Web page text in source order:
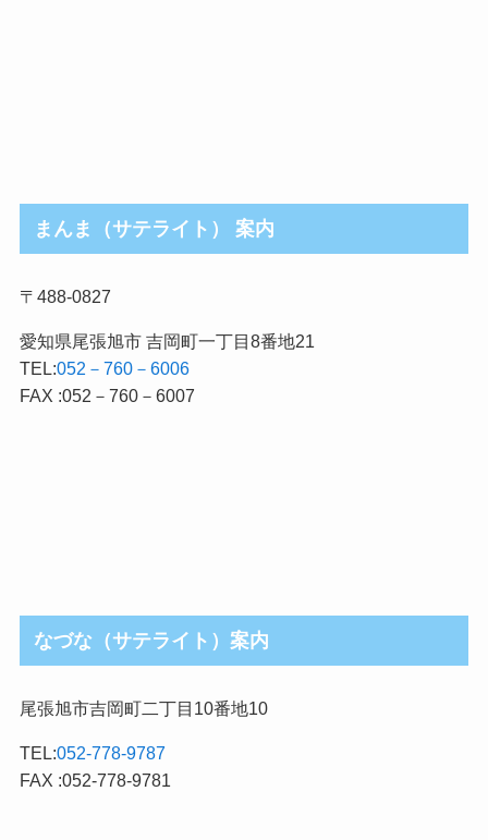
まんま（サテライト） 案内
〒488-0827
愛知県尾張旭市 吉岡町一丁目8番地21
TEL:052－760－6006
FAX :052－760－6007
なづな（サテライト）案内
尾張旭市吉岡町二丁目10番地10
TEL:052-778-9787
FAX :052-778-9781